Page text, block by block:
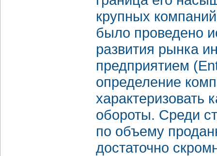
крупных
было проведено
развития рынка
предприятием
определение
обороты. Среди
по объему
достаточно